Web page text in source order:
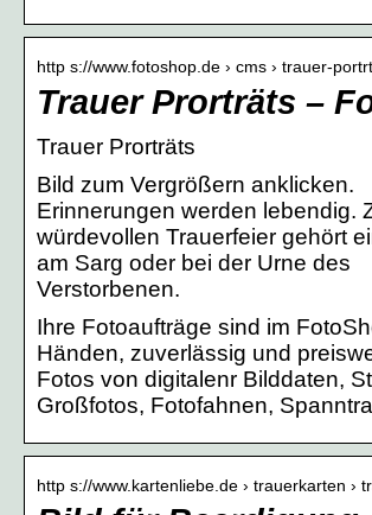
http s://www.fotoshop.de › cms › trauer-
Trauer Prorträts –
Trauer Prorträts
Bild zum Vergrößern anklicken.
Erinnerungen werden lebendig.
würdevollen Trauerfeier gehört
am Sarg oder bei der Urne des
Verstorbenen.
Ihre Fotoaufträge sind im
Händen, zuverlässig und
Fotos von digitalenr Bilddaten,
Großfotos, Fotofahnen,
http s://www.kartenliebe.de › trauerkarten ›